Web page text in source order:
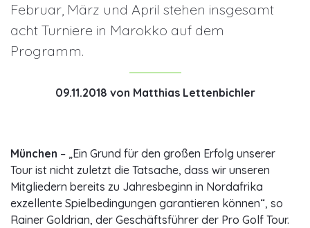
Februar, März und April stehen insgesamt
acht Turniere in Marokko auf dem
Programm.
09.11.2018 von Matthias Lettenbichler
München – „Ein Grund für den großen Erfolg unserer
Tour ist nicht zuletzt die Tatsache, dass wir unseren
Mitgliedern bereits zu Jahresbeginn in Nordafrika
exzellente Spielbedingungen garantieren können“, so
Rainer Goldrian, der Geschäftsführer der Pro Golf Tour.